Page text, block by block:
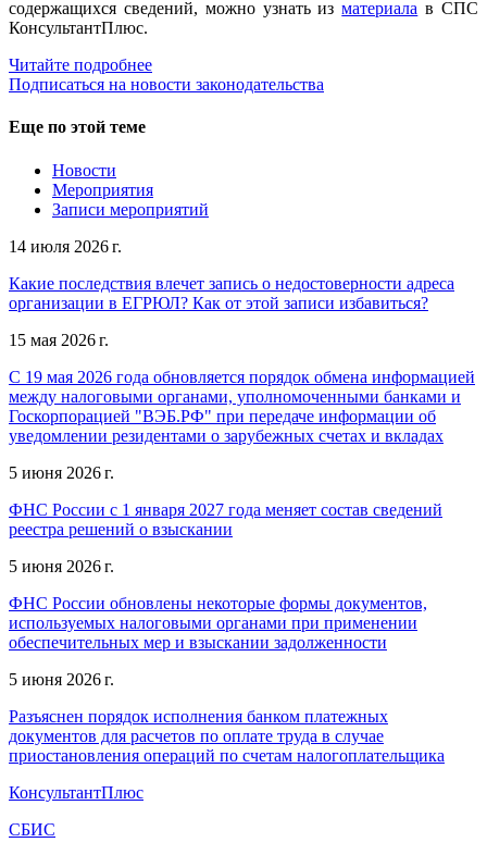
содержащихся сведений, можно узнать изматериала в СПС
КонсультантПлюс.
Читайте подробнее
Подписаться на новости законодательства
Еще по этой теме
Новости
Мероприятия
Записи мероприятий
14 июля 2026 г.
Какие последствия влечет запись о недостоверности адреса
организации в ЕГРЮЛ? Как от этой записи избавиться?
15 мая 2026 г.
С 19 мая 2026 года обновляется порядок обмена информацией
между налоговыми органами, уполномоченными банками и
Госкорпорацией "ВЭБ.РФ" при передаче информации об
уведомлении резидентами о зарубежных счетах и вкладах
5 июня 2026 г.
ФНС России с 1 января 2027 года меняет состав сведений
реестра решений о взыскании
5 июня 2026 г.
ФНС России обновлены некоторые формы документов,
используемых налоговыми органами при применении
обеспечительных мер и взыскании задолженности
5 июня 2026 г.
Разъяснен порядок исполнения банком платежных
документов для расчетов по оплате труда в случае
приостановления операций по счетам налогоплательщика
КонсультантПлюс
СБИС